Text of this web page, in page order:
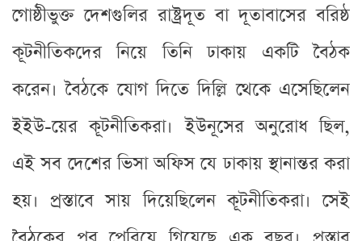
গোষ্ঠীভুক্ত দেশগুলির রাষ্ট্রদূত বা দূতাবাসের বরিষ্ঠ
কূটনীতিকদের নিয়ে তিনি ঢাকায় একটি বৈঠক
করেন। বৈঠকে যোগ দিতে দিল্লি থেকে এসেছিলেন
ইইউ-য়ের কূটনীতিকরা। ইউনূসের অনুরোধ ছিল,
এই সব দেশের ভিসা অফিস যে ঢাকায় স্থানান্তর করা
হয়। প্রস্তাবে সায় দিয়েছিলেন কূটনীতিকরা। সেই